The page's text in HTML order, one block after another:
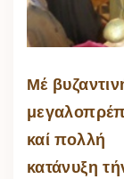
Μέ
καί πολλή
κατάνυξη